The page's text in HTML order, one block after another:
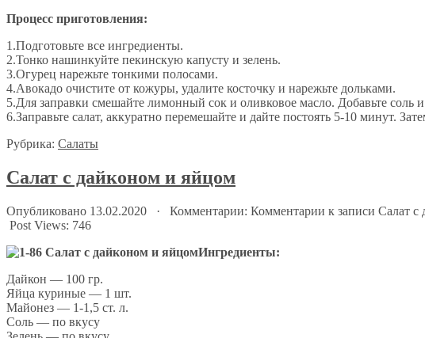
Процесс приготовления:
1.Подготовьте все ингредиенты.
2.Тонко нашинкуйте пекинскую капусту и зелень.
3.Огурец нарежьте тонкими полосами.
4.Авокадо очистите от кожуры, удалите косточку и нарежьте дольками.
5.Для заправки смешайте лимонный сок и оливковое масло. Добавьте соль
6.Заправьте салат, аккуратно перемешайте и дайте постоять 5-10 минут.
Рубрика: Салаты
Салат с дайконом и яйцом
Опубликовано 13.02.2020 · Комментарии: Комментарии к записи Салат
Post Views: 746
Ингредиенты:
Дайкон — 100 гр.
Яйца куриные — 1 шт.
Майонез — 1-1,5 ст. л.
Соль — по вкусу